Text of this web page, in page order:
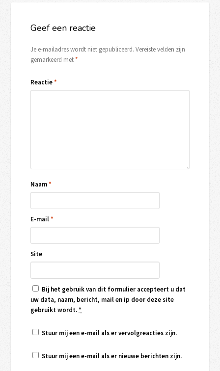
Geef een reactie
Je e-mailadres wordt niet gepubliceerd. Vereiste velden zijn
gemarkeerd met*
Reactie*
Naam*
E-mail*
Site
Bij het gebruik van dit formulier accepteert u dat
uw data, naam, bericht, mail en ip door deze site
gebruikt wordt.*
Stuur mij een e-mail als er vervolgreacties zijn.
Stuur mij een e-mail als er nieuwe berichten zijn.